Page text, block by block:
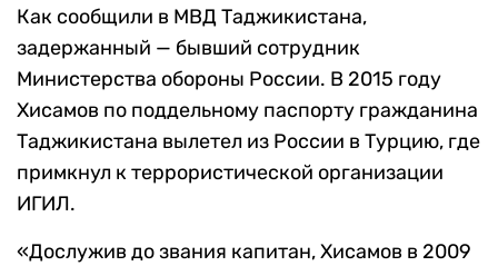
Как сообщили в МВД Таджикистана,
задержанный — бывший сотрудник
Министерства обороны России. В 2015 году
Хисамов по поддельному паспорту гражданина
Таджикистана вылетел из России в Турцию, где
примкнул к террористической организации
ИГИЛ.
«Дослужив до звания капитан, Хисамов в 2009